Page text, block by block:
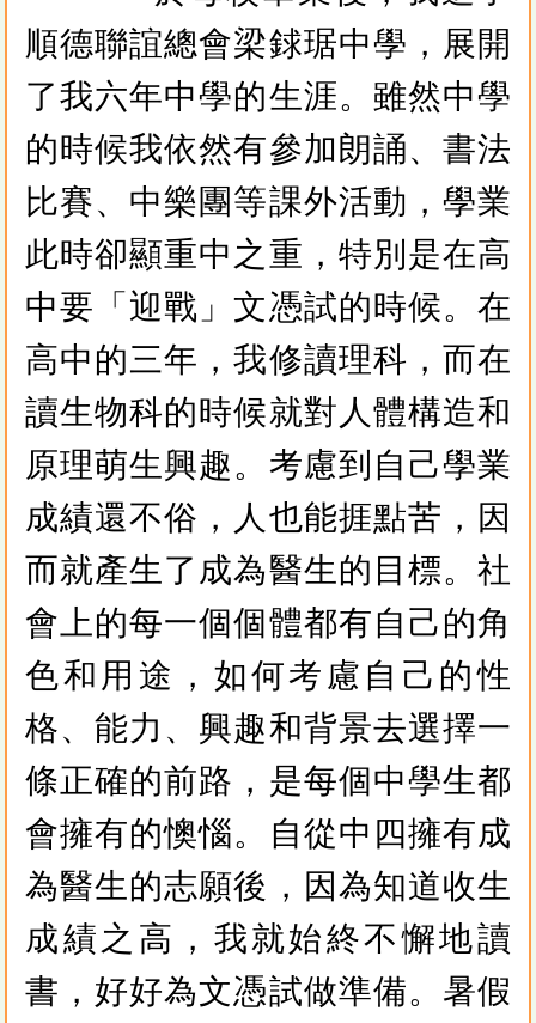
順德聯誼總會梁銶琚中學，展開
了我六年中學的生涯。雖然中學
的時候我依然有參加朗誦、書法
比賽、中樂團等課外活動，學業
此時卻顯重中之重，特別是在高
中要「迎戰」文憑試的時候。在
高中的三年，我修讀理科，而在
讀生物科的時候就對人體構造和
原理萌生興趣。考慮到自己學業
成績還不俗，人也能捱點苦，因
而就產生了成為醫生的目標。社
會上的每一個個體都有自己的角
色和用途，如何考慮自己的性
格、能力、興趣和背景去選擇一
條正確的前路，是每個中學生都
會擁有的懊惱。自從中四擁有成
為醫生的志願後，因為知道收生
成績之高，我就始終不懈地讀
書，好好為文憑試做準備。暑假